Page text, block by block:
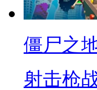
僵尸之
射击枪